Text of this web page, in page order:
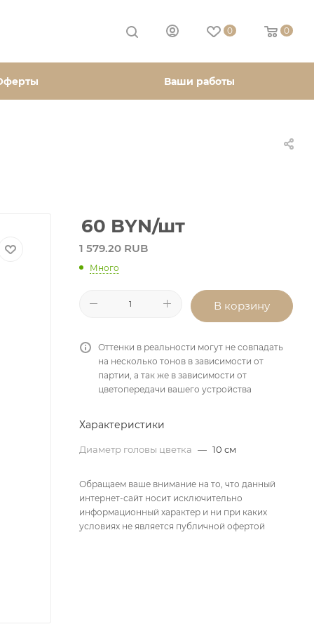
0 0
Ваши работы
60 BYN/шт
1 579.20 RUB
Много
В корзину
Оттенки в реальности могут не совпадать
на несколько тонов в зависимости от
партии, а так же в зависимости от
цветопередачи вашего устройства
Характеристики
Диаметр головы цветка — 10 см
Обращаем ваше внимание на то, что данный
интернет-сайт носит исключительно
информационный характер и ни при каких
условиях не является публичной офертой